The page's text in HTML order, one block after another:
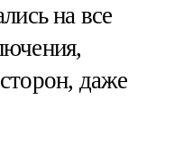
на все
даже